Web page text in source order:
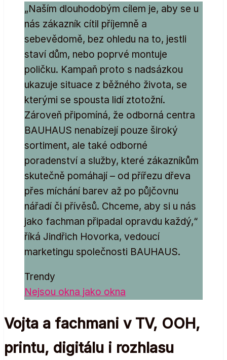
„Naším dlouhodobým cílem je, aby se u
nás zákazník cítil příjemně a
sebevědomě, bez ohledu na to, jestli
staví dům, nebo poprvé montuje
poličku. Kampaň proto s nadsázkou
ukazuje situace z běžného života, se
kterými se spousta lidí ztotožní.
Zároveň připomíná, že odborná centra
BAUHAUS nenabízejí pouze široký
sortiment, ale také odborné
poradenství a služby, které zákazníkům
skutečně pomáhají – od přířezu dřeva
přes míchání barev až po půjčovnu
nářadí či přívěsů. Chceme, aby si u nás
jako fachman připadal opravdu každý,“
říká Jindřich Hovorka, vedoucí
marketingu společnosti BAUHAUS.
Trendy
Nejsou okna jako okna
Vojta a fachmani v TV, OOH,
printu, digitálu i rozhlasu